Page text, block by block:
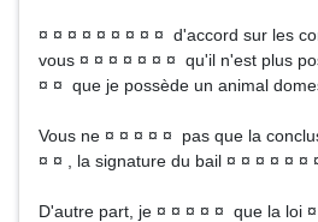
¤ ¤ ¤ ¤ ¤ ¤ ¤ ¤ ¤ d'accord sur les
vous ¤ ¤ ¤ ¤ ¤ ¤ ¤ qu'il n'est plus
¤ ¤ que je possède un animal
Vous ne ¤ ¤ ¤ ¤ ¤ pas que la
¤ ¤ , la signature du bail ¤ ¤ ¤ ¤ ¤ ¤
D'autre part, je ¤ ¤ ¤ ¤ ¤ que la loi